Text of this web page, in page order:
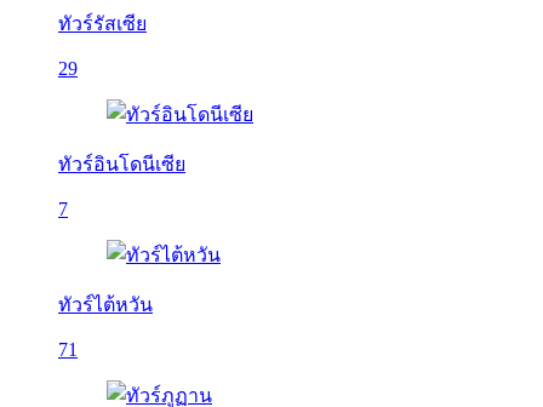
ทัวร์รัสเซีย
29
ทัวร์อินโดนีเซีย
7
ทัวร์ไต้หวัน
71